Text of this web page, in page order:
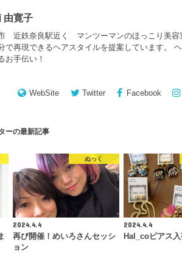
由寛子
近鉄奈良駅近く マンツーマンのほっこり美容
で再現できるヘアスタイルを提案しています。
お手伝い！
WebSite Twitter Facebook
ーの最新記事
ぬっく
2024.4.4
再び開催！めいろさんセッシ
ョン
2024.4.4
Hal_coピアス入